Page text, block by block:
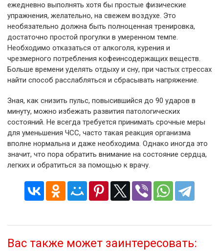
ежедневно выполнять хотя бы простые физические
упражнения, желательно, на свежем воздухе. Это
необязательно должна быть полноценная тренировка,
достаточно простой прогулки в умеренном темпе.
Необходимо отказаться от алкоголя, курения и
чрезмерного потребления кофеинсодержащих веществ.
Больше времени уделять отдыху и сну, при частых стрессах
найти способ расслабляться и сбрасывать напряжение.
Зная, как снизить пульс, повысившийся до 90 ударов в
минуту, можно избежать развития патологических
состояний. Не всегда требуется принимать срочные меры
для уменьшения ЧСС, часто такая реакция организма
вполне нормальна и даже необходима. Однако иногда это
значит, что пора обратить внимание на состояние сердца,
легких и обратиться за помощью к врачу.
Вас также может заинтересовать: